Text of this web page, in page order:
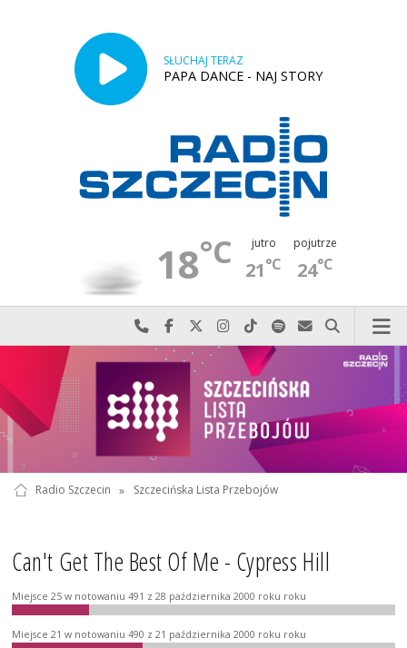
SŁUCHAJ TERAZ
PAPA DANCE - NAJ STORY
18°C jutro
21°C
pojutrze
24°C
Najlepiej po prostu do nas zadzwoń
Odwiedź nas na Facebook-u
Odwiedź nas na X
Odwiedź nas na Instagram-ie
Odwiedź nas na TikTok-u
Szukaj nas na Spotify
Wyślij do nas
Szukaj
Radio Szczecin » Szczecińska Lista Przebojów
Can't Get The Best Of Me - Cypress Hill
Miejsce 25 w notowaniu 491 z 28 października 2000 roku roku
Miejsce 21 w notowaniu 490 z 21 października 2000 roku roku